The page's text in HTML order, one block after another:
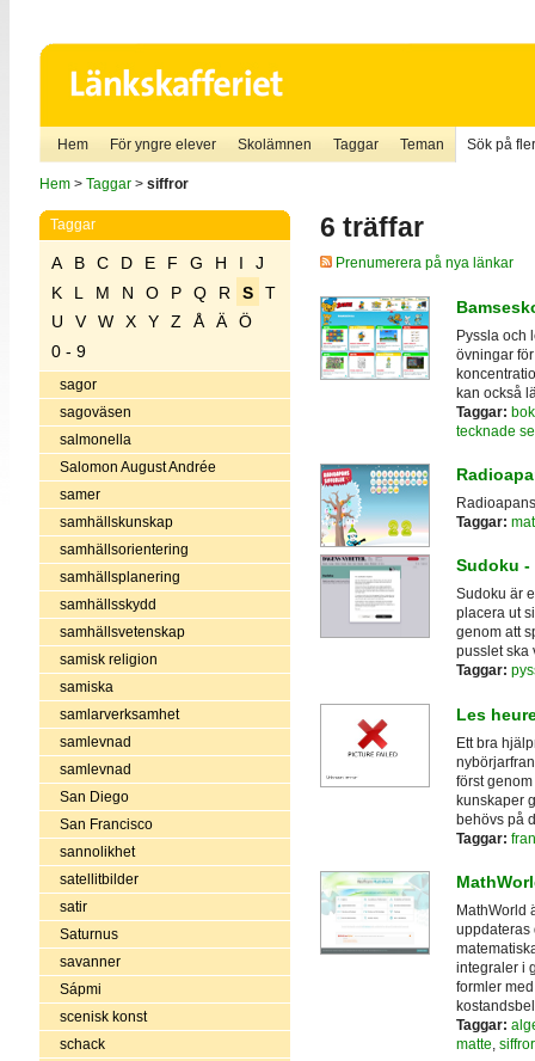
Hem För yngre elever Skolämnen Taggar Teman Sök på
Hem> Taggar> siffror
Taggar
A B C D E F G H I
J
K
L M N O P Q R S
T
U
V W X Y Z Å Ä
Ö
0 - 9
sagor
sagoväsen
salmonella
Salomon August Andrée
samer
samhällskunskap
samhällsorientering
samhällsplanering
samhällsskydd
samhällsvetenskap
samisk religion
samiska
samlarverksamhet
samlevnad
samlevnad
San Diego
San Francisco
sannolikhet
satellitbilder
satir
Saturnus
savanner
Sápmi
scenisk konst
schack
6 träffar
Prenumerera på nya länkar
Pyssla och
övningar
kan också
Taggar:
tecknade
Taggar:
Sudoku -
Sudoku är
placera ut
genom att
pusslet ska
Taggar:
Les
Ett bra
först
kunskaper
behövs på
Taggar:
MathWorld
uppdateras
integraler i
formler
Taggar:
matte, siffror